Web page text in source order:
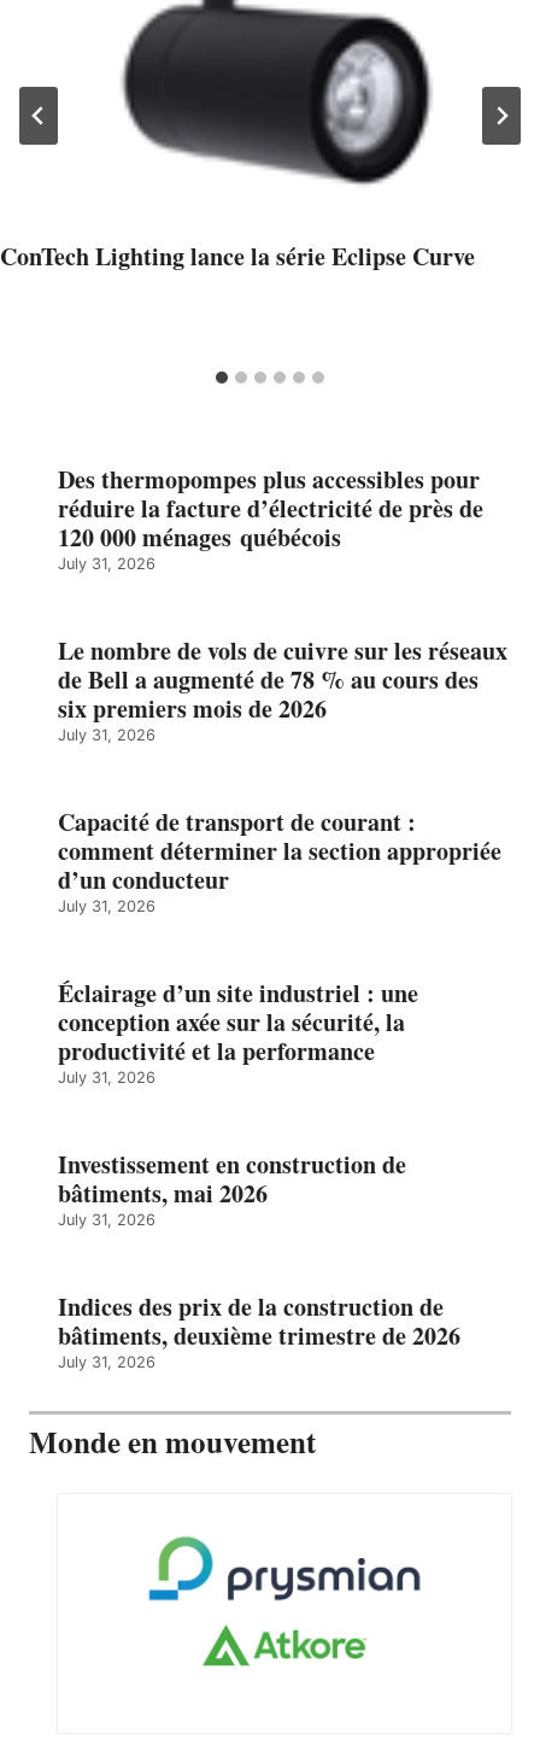
ConTech Lighting lance la série Eclipse Curve
Des thermopompes plus accessibles pour
réduire la facture d’électricité de près de
120 000 ménages québécois
July 31, 2026
Le nombre de vols de cuivre sur les réseaux
de Bell a augmenté de 78 % au cours des
six premiers mois de 2026
July 31, 2026
Capacité de transport de courant :
comment déterminer la section appropriée
d’un conducteur
July 31, 2026
Éclairage d’un site industriel : une
conception axée sur la sécurité, la
productivité et la performance
July 31, 2026
Investissement en construction de
bâtiments, mai 2026
July 31, 2026
Indices des prix de la construction de
bâtiments, deuxième trimestre de 2026
July 31, 2026
Monde en mouvement